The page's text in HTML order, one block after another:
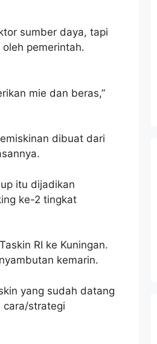
sumber daya, tapi
pemerintah.
mie dan beras,”
dibuat dari
itu dijadikan
ke-2 tingkat
RI ke Kuningan.
kemarin.
yang sudah datang
cara/strategi